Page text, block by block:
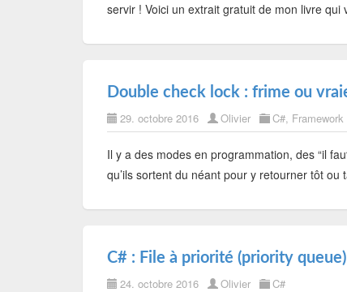
servir ! Voici un extrait gratuit de mon livre
Double check lock : frime ou
29. octobre 2016 Olivier C#,
Il y a des modes en programmation, des “il
qu’ils sortent du néant pour y retourner tôt
C# : File à priorité (priority queue)
24. octobre 2016 Olivier C#